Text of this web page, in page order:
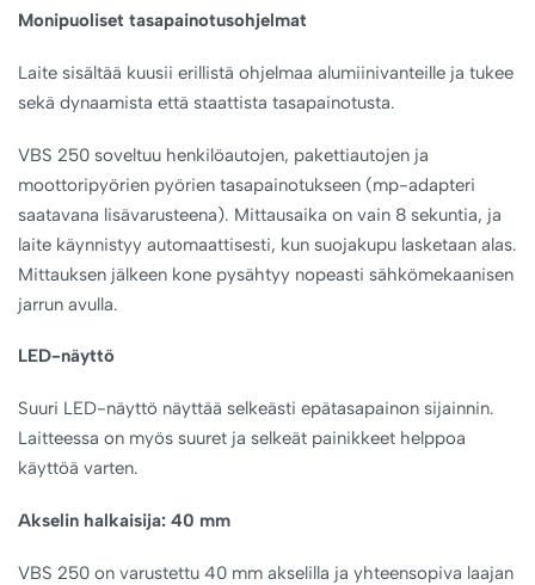
Monipuoliset tasapainotusohjelmat
Laite sisältää kuusii erillistä ohjelmaa alumiinivanteille ja tukee
sekä dynaamista että staattista tasapainotusta.
VBS 250 soveltuu henkilöautojen, pakettiautojen ja
moottoripyörien pyörien tasapainotukseen (mp-adapteri
saatavana lisävarusteena). Mittausaika on vain 8 sekuntia, ja
laite käynnistyy automaattisesti, kun suojakupu lasketaan alas.
Mittauksen jälkeen kone pysähtyy nopeasti sähkömekaanisen
jarrun avulla.
LED-näyttö
Suuri LED-näyttö näyttää selkeästi epätasapainon sijainnin.
Laitteessa on myös suuret ja selkeät painikkeet helppoa
käyttöä varten.
Akselin halkaisija: 40 mm
VBS 250 on varustettu 40 mm akselilla ja yhteensopiva laajan